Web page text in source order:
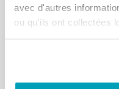
avec d'autres
ou qu'ils ont collectées
sécurité, bénévoles,
consacrées…» et
seul. Voici les
la créativité avec